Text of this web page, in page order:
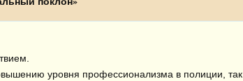
уровня профессионализма в полиции, так